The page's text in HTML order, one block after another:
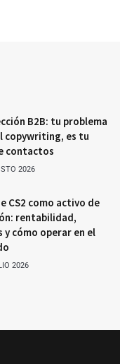
B2B: tu problema
copywriting, es tu
contactos
2026
CS2 como activo de
rentabilidad,
y cómo operar en el
2026